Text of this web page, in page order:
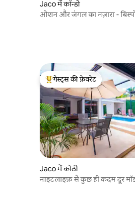
Jaco में कॉन्डो
ओशन और जंगल का नज़ारा -
गेस्ट्स का टॉप फ़ेवरेट
गेस्ट्स की फ़ेवरेट
Jaco में कोठी
नाइटलाइफ़ से कुछ ही कदम दूर